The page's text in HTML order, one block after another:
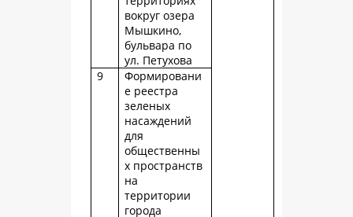
вокруг озера
Мышкино,
бульвара по
ул. Петухова
9
Формировани
е реестра
зеленых
насаждений
для
общественны
х пространств
на
территории
города